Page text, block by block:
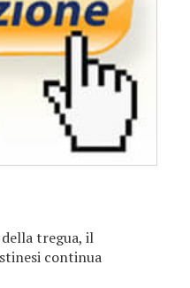
tregua, il
continua